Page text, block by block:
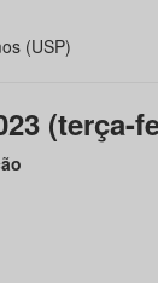
(USP)
(terça-